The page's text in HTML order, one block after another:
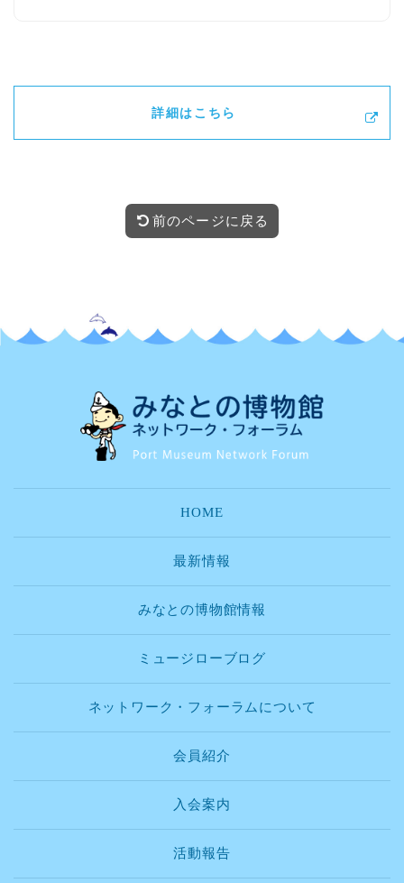
詳細はこちら
前のページに戻る
HOME
最新情報
みなとの博物館情報
ミュージローブログ
ネットワーク・フォーラムについて
会員紹介
入会案内
活動報告